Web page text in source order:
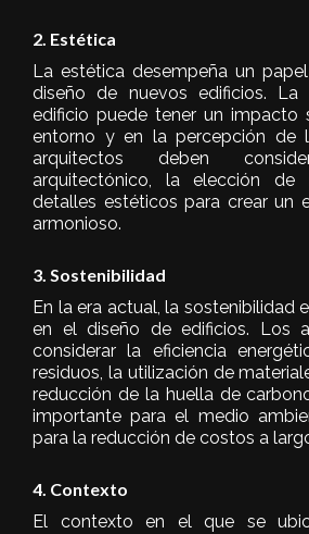
2. Estética
La estética desempeña un
diseño de nuevos edificios. La
edificio puede tener un impacto
entorno y en la percepción de
arquitectos deben
arquitectónico, la elección de
detalles estéticos para crear un
armonioso.
3. Sostenibilidad
En la era actual, la sostenibilidad
en el diseño de edificios. Los
considerar la eficiencia
residuos, la utilización de
reducción de la huella de
importante para el medio
para la reducción de costos a
4. Contexto
El contexto en el que se